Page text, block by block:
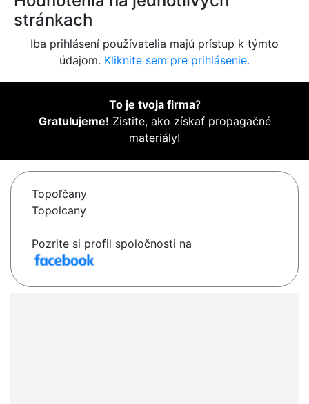
stránkach
Iba prihlásení používatelia majú prístup k týmto
údajom. Kliknite sem pre prihlásenie.
To je tvoja firma?
Gratulujeme! Zistite, ako získať propagačné
materiály!
Topoľčany
Topolcany
Pozrite si profil spoločnosti na